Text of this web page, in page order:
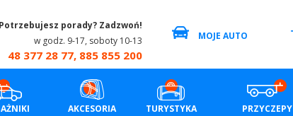
Potrzebujesz porady? Zadzwoń!
w godz. 9-17, soboty 10-13
48 377 28 77, 885 855 200
MOJE AUTO
AKCESORIA
TURYSTYKA
PRZYCZEPY